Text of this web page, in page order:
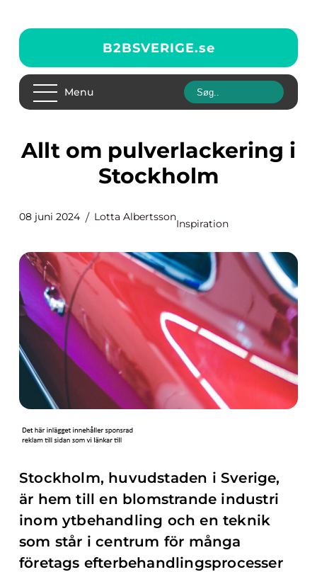
B2BSVERIGE.se
Menu
Allt om pulverlackering i
Stockholm
08 juni 2024 Lotta Albertsson
Inspiration
Stockholm, huvudstaden i Sverige,
är hem till en blomstrande industri
inom ytbehandling och en teknik
som står i centrum för många
företags efterbehandlingsprocesser